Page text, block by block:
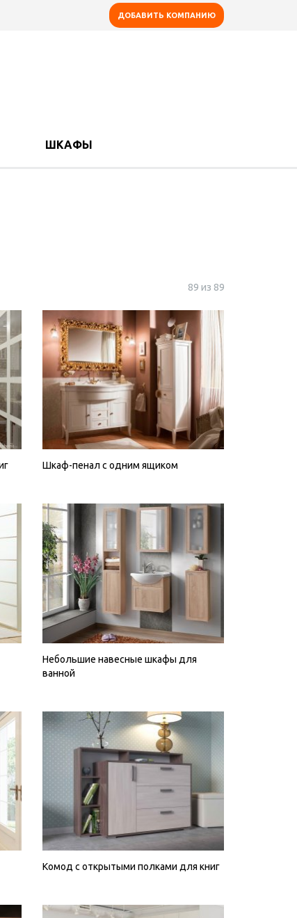
ДОБАВИТЬ КОМПАНИЮ
ШКАФЫ
89 из 89
Шкаф-пенал с одним ящиком
Небольшие навесные шкафы для
ванной
Комод с открытыми полками для книг